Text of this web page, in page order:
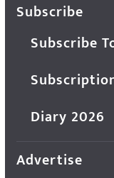
Subscribe
Subscribe
Diary 2026
Advertise